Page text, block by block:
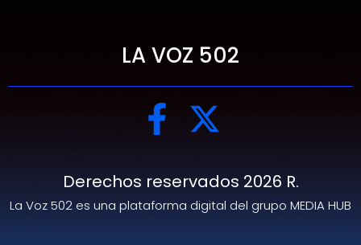
LA VOZ 502
Derechos reservados 2026 R.
La Voz 502 es una plataforma digital del grupo MEDIA HUB